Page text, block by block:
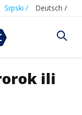
Srpski / Deutsch /
ili